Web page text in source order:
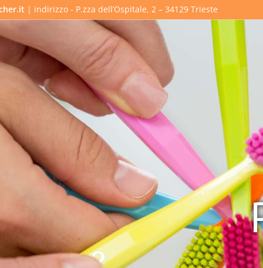
| indirizzo - P.zza dell’Ospitale, 2 – 34129 Trieste